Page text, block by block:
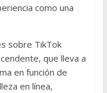
como una
sobre TikTok
que lleva a
en función de
en línea,